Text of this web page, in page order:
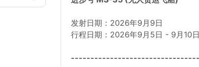
发射日期：2026年9月9日
行程日期：2026年9月5日 - 9月10日